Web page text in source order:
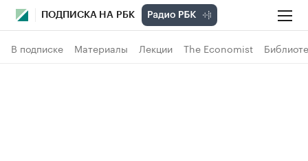
ПОДПИСКА НА РБК
В подписке Материалы Лекции The Economist